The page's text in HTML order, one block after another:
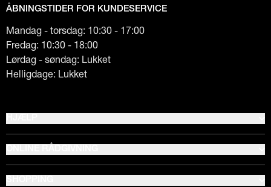
ÅBNINGSTIDER FOR KUNDESERVICE
Mandag - torsdag: 10:30 - 17:00
Fredag: 10:30 - 18:00
Lørdag - søndag: Lukket
Helligdage: Lukket